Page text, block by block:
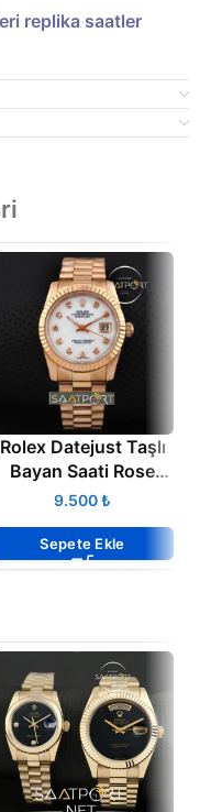
replika saatler
Rolex Datejust Taşlı
Bayan Saati Rose
Gold₺
Sepete Ekle